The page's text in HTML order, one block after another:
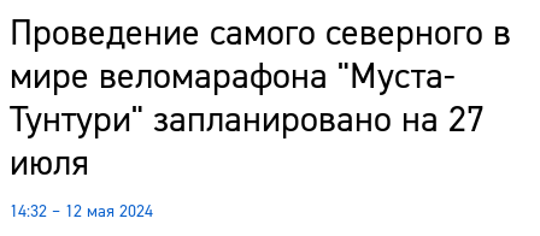
Проведение самого северного в
мире веломарафона "Муста-
Тунтури" запланировано на 27
июля
14:32 – 12 мая 2024
Наши гости
Фоторепортажи
Погода
Курсы валют